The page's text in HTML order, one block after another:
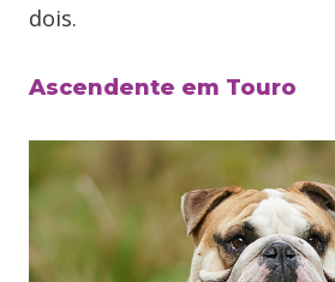
dois.
Ascendente em Touro